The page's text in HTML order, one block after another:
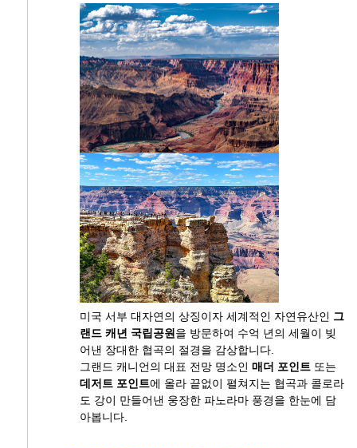
미국 서부 대자연의 상징이자 세계적인 자연유산인 그
랜드 캐년 국립공원을 방문하여 수억 년의 세월이 빚
어낸 장대한 협곡의 절경을 감상합니다.
그랜드 캐니언의 대표 전망 명소인 매더 포인트 또는
데저트 포인트에 올라 끝없이 펼쳐지는 협곡과 콜로라
도 강이 만들어낸 웅장한 파노라마 풍경을 한눈에 담
아봅니다.